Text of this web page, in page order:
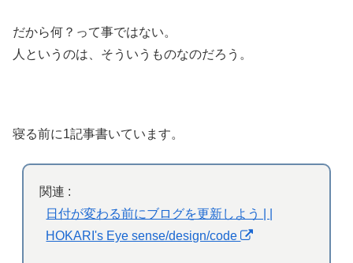
だから何？って事ではない。
人というのは、そういうものなのだろう。
寝る前に1記事書いています。
関連 :
日付が変わる前にブログを更新しよう | |
HOKARI's Eye sense/design/code